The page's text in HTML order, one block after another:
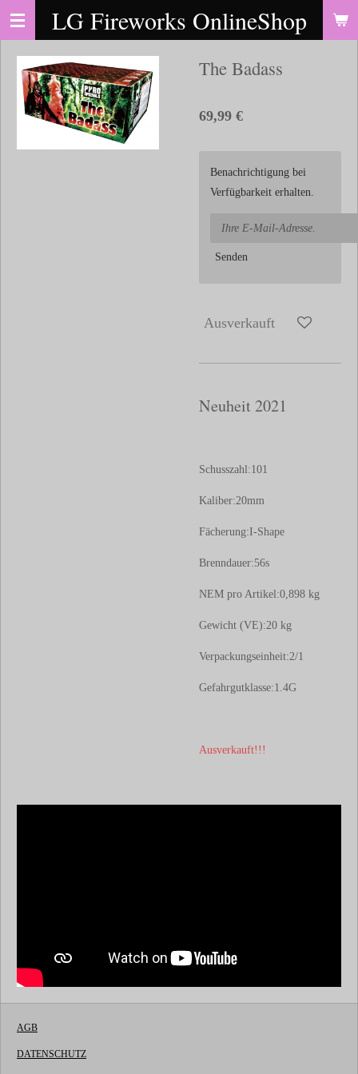
Zum
springen
LG Fireworks OnlineShop
The Badass
69,99 €
Benachrichtigung bei
Verfügbarkeit erhalten.
Senden
Ausverkauft
Neuheit 2021
Schusszahl:101
Kaliber:20mm
Fächerung:I-Shape
Brenndauer:56s
NEM pro Artikel:0 ,898 kg
Gewicht (VE):20 kg
Verpackungseinheit:2/1
Gefahrgutklasse:1.4G
Ausverkauft!!!
AGB
DATENSCHUTZ